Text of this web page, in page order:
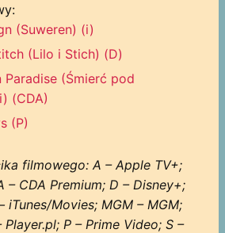
(Suweren) (i)
(Lilo i Stich) (D)
Paradise (Śmierć pod
(CDA)
(P)
filmowego: A – Apple TV+;
– CDA Premium; D – Disney+;
iTunes/Movies; MGM – MGM;
P – Prime Video; S –